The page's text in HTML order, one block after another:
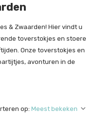
& Zwaarden! Hier vindt u
toverstokjes en stoere
Onze toverstokjes en
avonturen in de
op: